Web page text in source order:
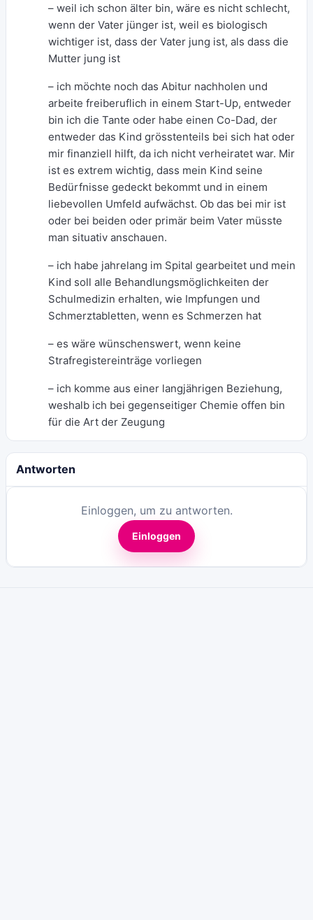
– weil ich schon älter bin, wäre es nicht schlecht,
wenn der Vater jünger ist, weil es biologisch
wichtiger ist, dass der Vater jung ist, als dass die
Mutter jung ist
– ich möchte noch das Abitur nachholen und
arbeite freiberuflich in einem Start-Up, entweder
bin ich die Tante oder habe einen Co-Dad, der
entweder das Kind grösstenteils bei sich hat oder
mir finanziell hilft, da ich nicht verheiratet war. Mir
ist es extrem wichtig, dass mein Kind seine
Bedürfnisse gedeckt bekommt und in einem
liebevollen Umfeld aufwächst. Ob das bei mir ist
oder bei beiden oder primär beim Vater müsste
man situativ anschauen.
– ich habe jahrelang im Spital gearbeitet und mein
Kind soll alle Behandlungsmöglichkeiten der
Schulmedizin erhalten, wie Impfungen und
Schmerztabletten, wenn es Schmerzen hat
– es wäre wünschenswert, wenn keine
Strafregistereinträge vorliegen
– ich komme aus einer langjährigen Beziehung,
weshalb ich bei gegenseitiger Chemie offen bin
für die Art der Zeugung
Antworten
Einloggen, um zu antworten.
Einloggen